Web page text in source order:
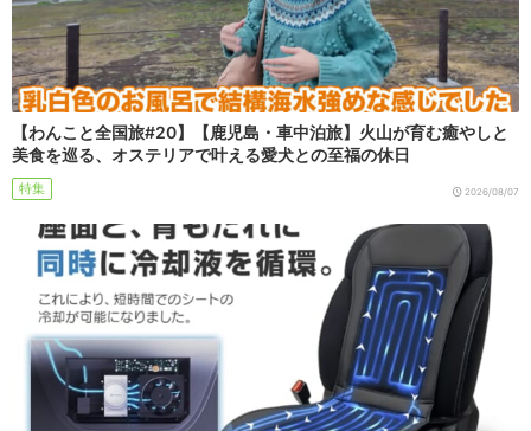
【わんこと全国旅#20】【鹿児島・車中泊旅】火山が育む癒やしと
美食を巡る、オステリアで叶える愛犬との至福の休日
特集 2026/08/07